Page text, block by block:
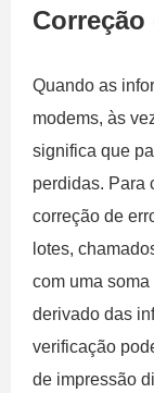
Correção
Quando as
modems, às
significa que
perdidas. Para
correção de
lotes,
com uma
derivado das
verificação
de impressão